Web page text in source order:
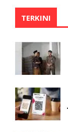
TERKINI